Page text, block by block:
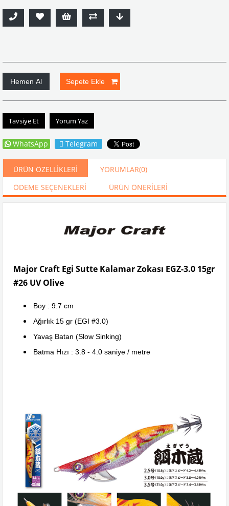
Tavsiye Et Yorum Yaz
WhatsApp Telegram
ÜRÜN ÖZELLIKLERI YORUMLAR(0)
ÖDEME SEÇENEKLERI
ÜRÜN ÖNERILERI
Major Craft Egi Sutte Kalamar Zokası EGZ-3.0 15gr
#26 UV Olive
Boy : 9.7 cm
Ağırlık 15 gr (EGI #3.0)
Yavaş Batan (Slow Sinking)
Batma Hızı : 3.8 - 4.0 saniye / metre